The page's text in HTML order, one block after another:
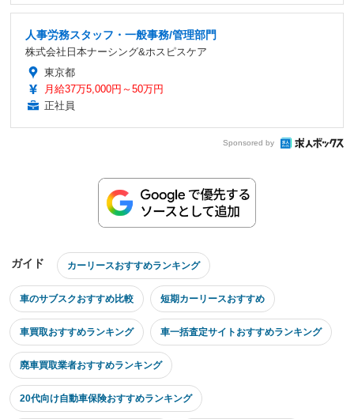
人事労務スタッフ・一般事務/管理部門
株式会社日本ナーシング&ホスピスケア
東京都
月給37万5,000円～50万円
正社員
Sponsored by
ガイド カーリースおすすめランキング
車のサブスクおすすめ比較 短期カーリースおすすめ
車買取おすすめランキング 車一括査定サイトおすすめランキング
廃車買取業者おすすめランキング
20代向け自動車保険おすすめランキング